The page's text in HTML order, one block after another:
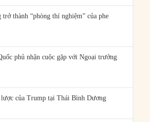
thành “phòng thí nghiệm” của phe
phủ nhận cuộc gặp với Ngoại trưởng
của Trump tại Thái Bình Dương